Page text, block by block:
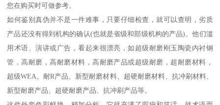
您在购买时可做参考。
如何鉴别真伪并不是一件难事，只要仔细检查，就可以查明，劣质
产品还没有得到机构的确认(也就是省级和部级机构的产品)。他们滥
用术语、演讲或广告，看起来很漂亮，如超级耐磨刚玉陶瓷内衬钢
管，高耐磨，高耐磨材料，高耐磨产品或超级耐磨，超耐磨材料，
超级WEA。耐R产品、新型耐磨材料、超硬耐磨材料、抗冲刷材料、
新型耐磨产品、超硬耐磨产品、抗冲刷产品等。